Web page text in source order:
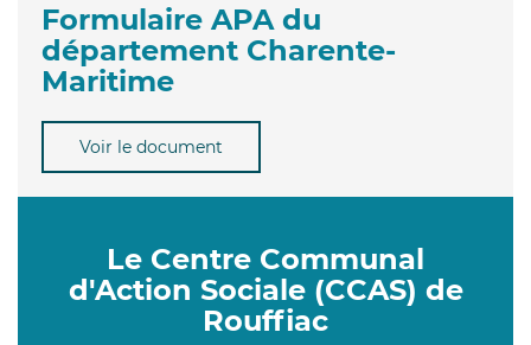
Formulaire APA du
département Charente-
Maritime
Voir le document
Le Centre Communal
d'Action Sociale (CCAS) de
Rouffiac